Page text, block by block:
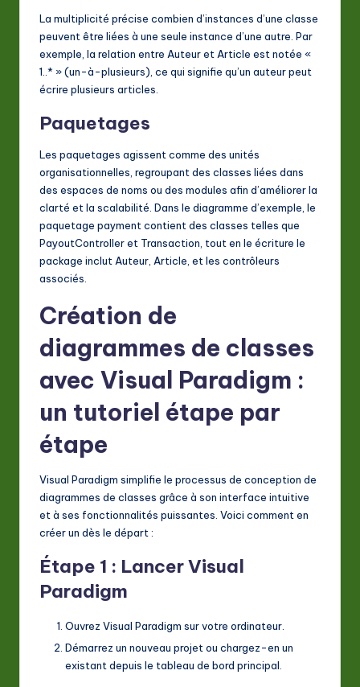
La multiplicité précise combien d’instances d’une classe
peuvent être liées à une seule instance d’une autre. Par
exemple, la relation entre Auteuret Article est notée «
1..* » (un-à-plusieurs), ce qui signifie qu’un auteur peut
écrire plusieurs articles.
Paquetages
Les paquetages agissent comme des unités
organisationnelles, regroupant des classes liées dans
des espaces de noms ou des modules afin d’améliorer la
clarté et la scalabilité. Dans le diagramme d’exemple, le
paquetage payment contient des classes telles que
PayoutControlleret Transaction , tout en le écriture le
package inclut Auteur Article , et les contrôleurs
associés.
Création de
diagrammes de classes
avec Visual Paradigm :
un tutoriel étape par
étape
Visual Paradigm simplifie le processus de conception de
diagrammes de classes grâce à son interface intuitive
et à ses fonctionnalités puissantes. Voici comment en
créer un dès le départ :
Étape 1 : Lancer Visual
Paradigm
Ouvrez Visual Paradigm sur votre ordinateur.
Démarrez un nouveau projet ou chargez-en un
existant depuis le tableau de bord principal.